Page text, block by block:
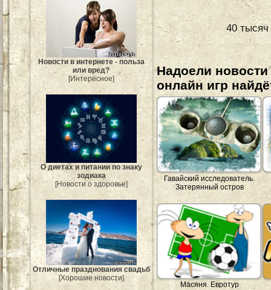
Новости в интернете - польза
или вред?
[Интересное]
О диетах и питании по знаку
зодиака
[Новости о здоровье]
Отличные празднования свадьб
[Хорошие новости]
40
Надоели
онлайн игр
Гавайский исследователь.
Затерянный остров
Масяня. Евротур